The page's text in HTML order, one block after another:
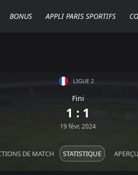
BONUS APPLI PARIS SPORTIFS
LIGUE 2
Fini
1 : 1
19 févr. 2024
DE MATCH STATISTIQUE APERÇU